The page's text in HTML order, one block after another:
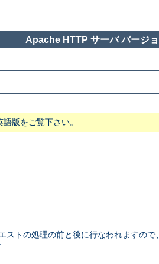
Apache HTTP サーバ バージ
版をご覧下さい。
トの処理の前と後に行なわれますの